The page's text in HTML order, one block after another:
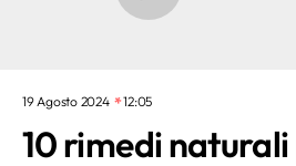
19 Agosto 2024 12:05
10 rimedi